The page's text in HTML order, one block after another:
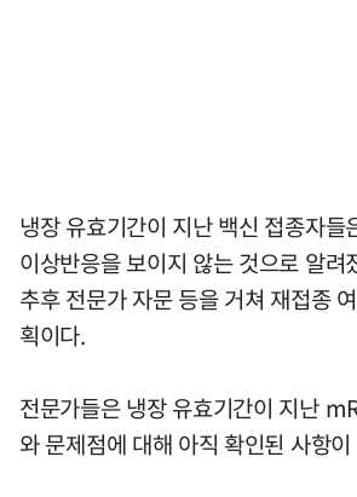
냉장 유효기간이 지난 백신 접종자들
이상반응을 보이지 않는 것으로 알려
추후 전문가 자문 등을 거쳐 재접종
획이다.
전문가들은 냉장 유효기간이 지난
와 문제점에 대해 아직 확인된 사항